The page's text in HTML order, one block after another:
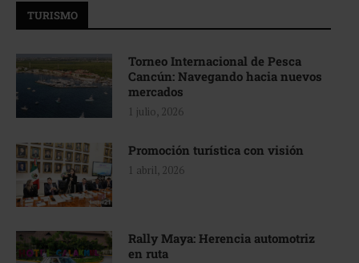
TURISMO
Torneo Internacional de Pesca
Cancún: Navegando hacia nuevos
mercados
1 julio, 2026
Promoción turística con visión
1 abril, 2026
Rally Maya: Herencia automotriz
en ruta